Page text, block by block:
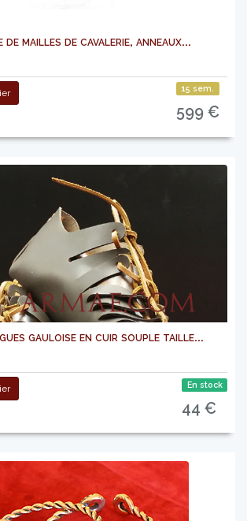
mailles de cavalerie, anneaux...
15 sem.
599 €
gauloise en cuir souple taille...
En stock
44 €